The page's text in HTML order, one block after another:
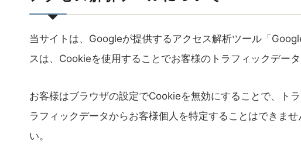
当サイトは、Googleが提供するアクセス解析ツール「
スは、Cookieを使用することでお客様のトラフィックデータ
お客様はブラウザの設定でCookieを無効にすることで、ト
ラフィックデータからお客様個人を特定することはできませ
い。